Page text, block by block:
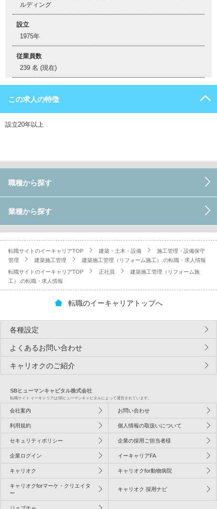
ルディング
設立
1975年
従業員数
239 名 (現在)
この求人の特徴
設立20年以上
職種から探す
業種から探す
転職サイトのイーキャリアTOP 建築・土木・設備
施工管理・設備保守
管理
建築施工管理 建築施工管理（リフォーム施工）.の転職・求人情報
転職サイトのイーキャリアTOP 正社員
建築施工管理（リフォーム施
工）.の転職・求人情報
転職のイーキャリアトップへ
各種設定
よくあるお問い合わせ
キャリオクのご紹介
SBヒューマンキャピタル株式会社
転職サイト イーキャリアはSBヒューマンキャピタルによって運営されています。
会社案内 お問い合わせ
利用規約 個人情報の取扱いについて
セキュリティポリシー 企業の採用ご担当者様
企業ログイン イーキャリアFA
キャリオク キャリオクfor動物病院
キャリオクforマーケ・クリエイタ
ー
キャリオク 採用ナビ